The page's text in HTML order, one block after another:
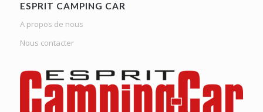
ESPRIT CAMPING CAR
A propos de nous
Nous contacter